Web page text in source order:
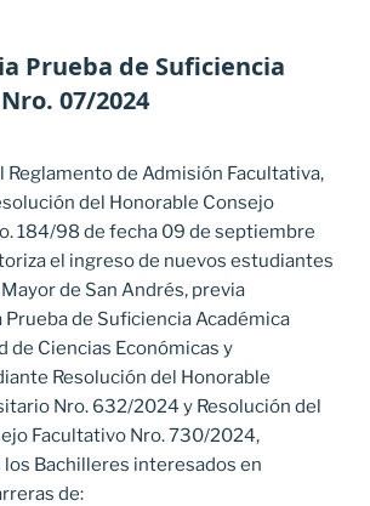
Prueba de Suficiencia
07/2024
Reglamento de Admisión Facultativa,
del Honorable Consejo
184/98 de fecha 09 de septiembre
el ingreso de nuevos estudiantes
de San Andrés, previa
Prueba de Suficiencia Académica
de Ciencias Económicas y
Resolución del Honorable
Nro. 632/2024 y Resolución del
Facultativo Nro. 730/2024,
los Bachilleres interesados en
de: